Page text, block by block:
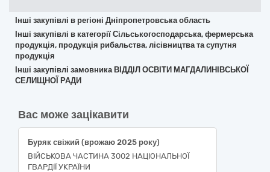
Інші закупівлі в регіоні Дніпропетровська область
Інші закупівлі в категорії Сільськогосподарська, фермерська
продукція, продукція рибальства, лісівництва та супутня
продукція
Інші закупівлі замовника ВІДДІЛ ОСВІТИ МАГДАЛИНІВСЬКОЇ
СЕЛИЩНОЇ РАДИ
Вас може зацікавити
Буряк свіжий (врожаю 2025 року)
ВІЙСЬКОВА ЧАСТИНА 3002 НАЦІОНАЛЬНОЇ
ГВАРДІЇ УКРАЇНИ